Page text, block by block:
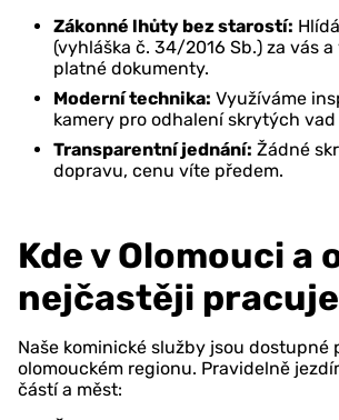
Zákonné lhůty bez starostí:
(vyhláška č. 34/2016 Sb.) za vás
platné dokumenty.
Moderní technika: Využíváme
kamery pro odhalení skrytých
Transparentní jednání: Žádné
dopravu, cenu víte předem.
Kde v Olomouci a
nejčastěji
Naše kominické služby jsou dostupné
olomouckém regionu. Pravidelně
částí a měst: